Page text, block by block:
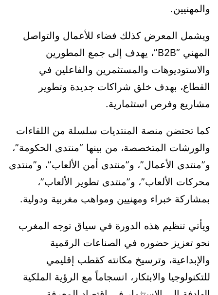
والمهنيين.
ويشمل المعرض كذلك فضاء للأعمال والتواصل
المهني “B2B”، يهدف إلى جمع المطورين
والاستوديوهات والمستثمرين والفاعلين في
القطاع، بهدف خلق شراكات جديدة وتطوير
مشاريع وفرص استثمارية.
كما تحتضن منصة المنتديات سلسلة من اللقاءات
والورشات المتخصصة، من بينها “منتدى الحكومة”،
و”منتدى الأعمال”، و”منتدى أمن الألعاب”، و”منتدى
محركات الألعاب”، و”منتدى تطوير الألعاب”،
بمشاركة خبراء ومهنيين ومواهب مغربية ودولية.
ويأتي تنظيم هذه الدورة في سياق توجه المغرب
نحو تعزيز حضوره في الصناعات الرقمية
والإبداعية، وترسيخ مكانته كقطب إقليمي
للتكنولوجيا والابتكار، انسجاماً مع الرؤية الملكية